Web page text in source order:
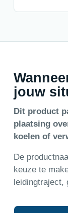
jouw
Dit product
plaatsing
koelen of
De
keuze te
leidingtraject,